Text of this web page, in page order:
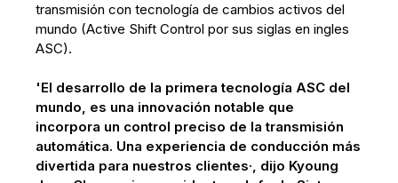
transmisión con tecnología de cambios activos del
mundo (Active Shift Control por sus siglas en ingles
ASC).
'El desarrollo de la primera tecnología ASC del
mundo, es una innovación notable que
incorpora un control preciso de la transmisión
automática. Una experiencia de conducción más
divertida para nuestros clientes·, dijo Kyoung